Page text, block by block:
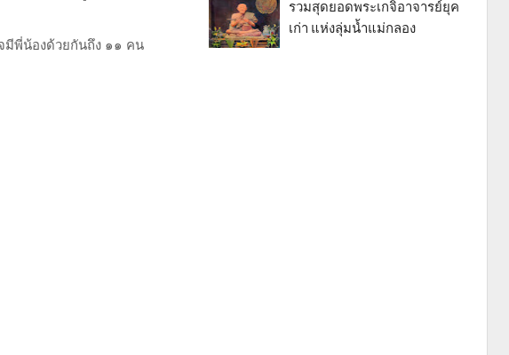
มีพี่น้องด้วยกันถึง ๑๑ คน
รวมสุดยอดพระเกจิอาจารย์ยุค
เก่า แห่งลุ่มน้ำแม่กลอง